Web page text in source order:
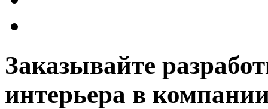
Заказывайте
интерьера в